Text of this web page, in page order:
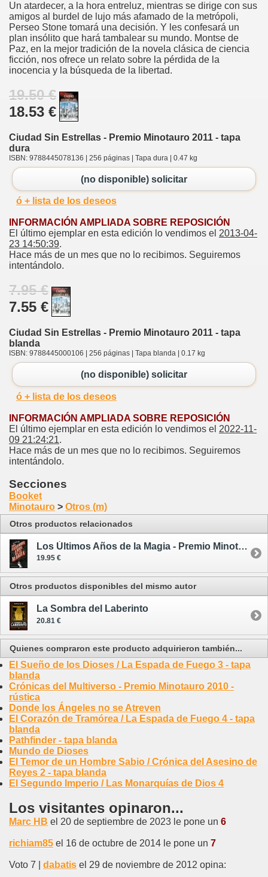
Un atardecer, a la hora entreluz, mientras se dirige con sus
amigos al burdel de lujo más afamado de la metrópoli,
Perseo Stone tomará una decisión. Y les confesará un
plan insólito que hará tambalear su mundo. Montse de
Paz, en la mejor tradición de la novela clásica de ciencia
ficción, nos ofrece un relato sobre la pérdida de la
inocencia y la búsqueda de la libertad.
19.50 €
18.53 €
Ciudad Sin Estrellas - Premio Minotauro 2011 - tapa
dura
ISBN: 9788445078136 | 256 páginas | Tapa dura | 0.47 kg
(no disponible) solicitar
ó + lista de los deseos
INFORMACIÓN AMPLIADA SOBRE REPOSICIÓN
El último ejemplar en esta edición lo vendimos el 2013-04-
23 14:50:39.
Hace más de un mes que no lo recibimos. Seguiremos
intentándolo.
7.95 €
7.55 €
Ciudad Sin Estrellas - Premio Minotauro 2011 - tapa
blanda
ISBN: 9788445000106 | 256 páginas | Tapa blanda | 0.17 kg
(no disponible) solicitar
ó + lista de los deseos
INFORMACIÓN AMPLIADA SOBRE REPOSICIÓN
El último ejemplar en esta edición lo vendimos el 2022-11-
09 21:24:21.
Hace más de un mes que no lo recibimos. Seguiremos
intentándolo.
Secciones
Booket
Minotauro > Otros (m)
Otros productos relacionados
Los Últimos Años de la Magia - Premio Minotauro 2016 - tapa dura
19.95 €
Otros productos disponibles del mismo autor
La Sombra del Laberinto
20.81 €
Quienes compraron este producto adquirieron también...
El Sueño de los Dioses / La Espada de Fuego 3 - tapa
blanda
Crónicas del Multiverso - Premio Minotauro 2010 -
rústica
Donde los Ángeles no se Atreven
El Corazón de Tramórea / La Espada de Fuego 4 - tapa
blanda
Pathfinder - tapa blanda
Mundo de Dioses
El Temor de un Hombre Sabio / Crónica del Asesino de
Reyes 2 - tapa blanda
El Segundo Imperio / Las Monarquías de Dios 4
Los visitantes opinaron...
Marc HB el 20 de septiembre de 2023 le pone un 6
richiam85 el 16 de octubre de 2014 le pone un 7
Voto 7 | dabatis el 29 de noviembre de 2012 opina: